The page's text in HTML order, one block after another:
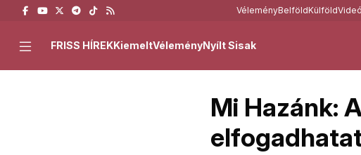
VéleményBelföldKülföldVideó
FRISS HÍREKKiemeltVéleményNyílt Sisak
Mi Hazánk: